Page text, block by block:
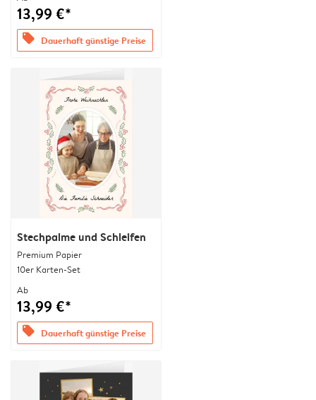
13,99 €*
offers Dauerhaft günstige Preise
Stechpalme und Schleifen
Premium Papier
10er Karten-Set
Ab
13,99 €*
offers Dauerhaft günstige Preise